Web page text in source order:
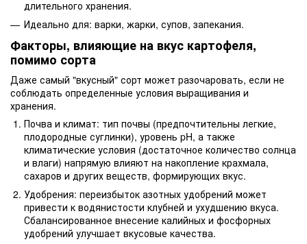
длительного хранения.
Идеально для: варки, жарки, супов, запекания.
Факторы, влияющие на вкус картофеля,
помимо сорта
Даже самый "вкусный" сорт может разочаровать, если не
соблюдать определенные условия выращивания и
хранения.
Почва и климат: тип почвы (предпочтительны легкие,
плодородные суглинки), уровень pH, а также
климатические условия (достаточное количество солнца
и влаги) напрямую влияют на накопление крахмала,
сахаров и других веществ, формирующих вкус.
Удобрения: переизбыток азотных удобрений может
привести к водянистости клубней и ухудшению вкуса.
Сбалансированное внесение калийных и фосфорных
удобрений улучшает вкусовые качества.